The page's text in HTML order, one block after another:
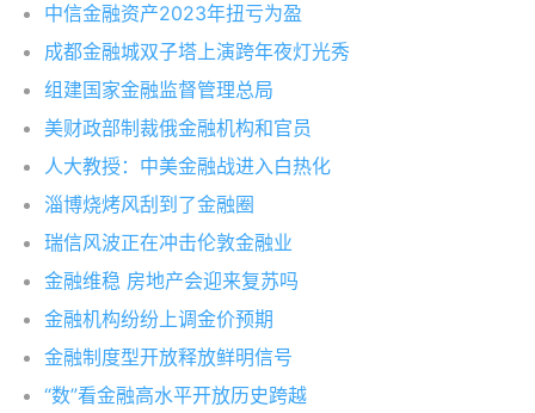
中信金融资产2023年扭亏为盈
成都金融城双子塔上演跨年夜灯光秀
组建国家金融监督管理总局
美财政部制裁俄金融机构和官员
人大教授：中美金融战进入白热化
淄博烧烤风刮到了金融圈
瑞信风波正在冲击伦敦金融业
金融维稳 房地产会迎来复苏吗
金融机构纷纷上调金价预期
金融制度型开放释放鲜明信号
“数”看金融高水平开放历史跨越